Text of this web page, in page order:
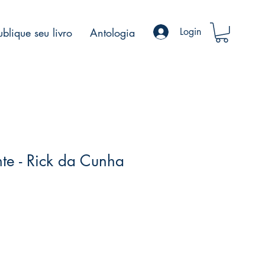
seu livro Antologia Login
- Rick da Cunha